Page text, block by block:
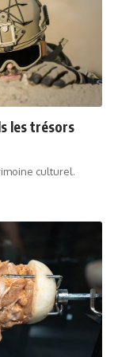
les trésors
culturel.